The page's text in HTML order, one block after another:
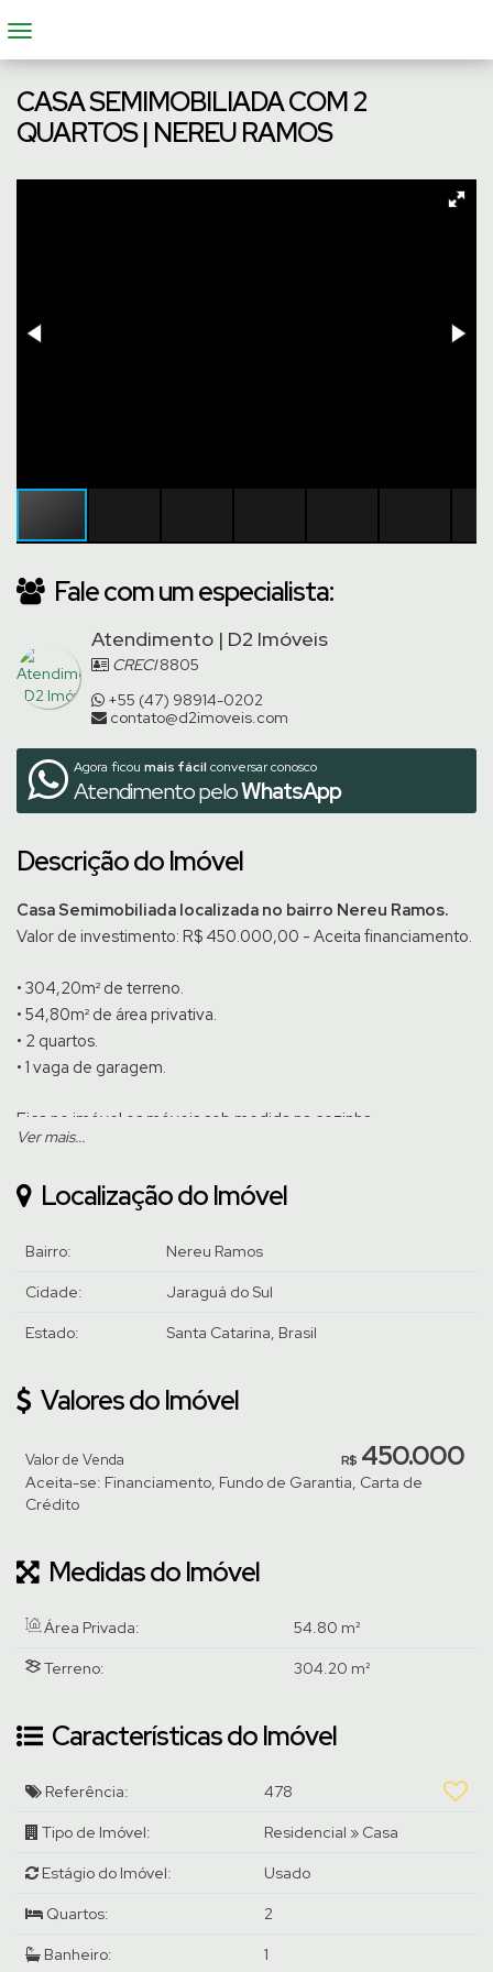
CASA SEMIMOBILIADA COM 2
QUARTOS | NEREU RAMOS
Fale com um especialista:
Atendimento | D2 Imóveis
CRECI8805
+55 (47) 98914-0202
contato@d2imoveis.com
Agora ficou mais fácil conversar conosco
Atendimento peloWhatsApp
Descrição do Imóvel
Casa Semimobiliada localizada no bairro Nereu Ramos.
Valor de investimento: R$ 450.000,00 - Aceita financiamento.
• 304,20m² de terreno.
• 54,80m² de área privativa.
• 2 quartos.
• 1 vaga de garagem.
Fica no imóvel os móveis sob medida na cozinha.
nossos corretores!
Ver mais...
Localização do Imóvel
Bairro: Nereu Ramos
Cidade: Jaraguá do Sul
Estado: Santa Catarina, Brasil
Valores do Imóvel
R$ 450.000
Valor de Venda
Aceita-se: Financiamento, Fundo de Garantia, Carta de
Crédito
Medidas do Imóvel
Área Privada: 54.80 m²
Terreno: 304.20 m²
Características do Imóvel
Referência: 478
Tipo de Imóvel: Residencial » Casa
Estágio do Imóvel: Usado
Quartos: 2
Banheiro: 1